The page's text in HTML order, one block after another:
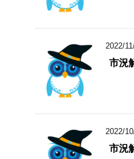
2022/
市況
2022/
市況